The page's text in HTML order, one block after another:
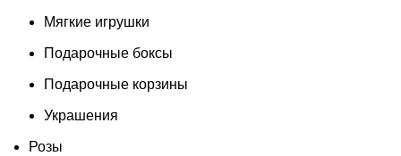
Мягкие игрушки
Подарочные боксы
Подарочные корзины
Украшения
Розы